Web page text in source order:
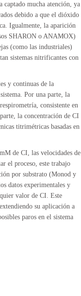
captado mucha atención, ya
debido a que el dióxido
Igualmente, la aparición
SHARON o ANAMOX)
(como las industriales)
sistemas nitrificantes con
y continuas de la
Por una parte, la
consistente en
la concentración de CI
titrimétricas basadas en
de CI, las velocidades de
el proceso, este trabajo
por substrato (Monod y
datos experimentales y
valor de CI. Este
su aplicación a
paros en el sistema